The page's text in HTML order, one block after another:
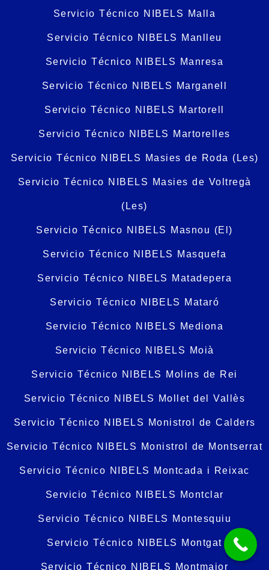
Servicio Técnico NIBELS Malla
Servicio Técnico NIBELS Manlleu
Servicio Técnico NIBELS Manresa
Servicio Técnico NIBELS Marganell
Servicio Técnico NIBELS Martorell
Servicio Técnico NIBELS Martorelles
Servicio Técnico NIBELS Masies de Roda (Les)
Servicio Técnico NIBELS Masies de Voltregà
(Les)
Servicio Técnico NIBELS Masnou (El)
Servicio Técnico NIBELS Masquefa
Servicio Técnico NIBELS Matadepera
Servicio Técnico NIBELS Mataró
Servicio Técnico NIBELS Mediona
Servicio Técnico NIBELS Moià
Servicio Técnico NIBELS Molins de Rei
Servicio Técnico NIBELS Mollet del Vallès
Servicio Técnico NIBELS Monistrol de Calders
Servicio Técnico NIBELS Monistrol de Montserrat
Servicio Técnico NIBELS Montcada i Reixac
Servicio Técnico NIBELS Montclar
Servicio Técnico NIBELS Montesquiu
Servicio Técnico NIBELS Montgat
Servicio Técnico NIBELS Montmajor